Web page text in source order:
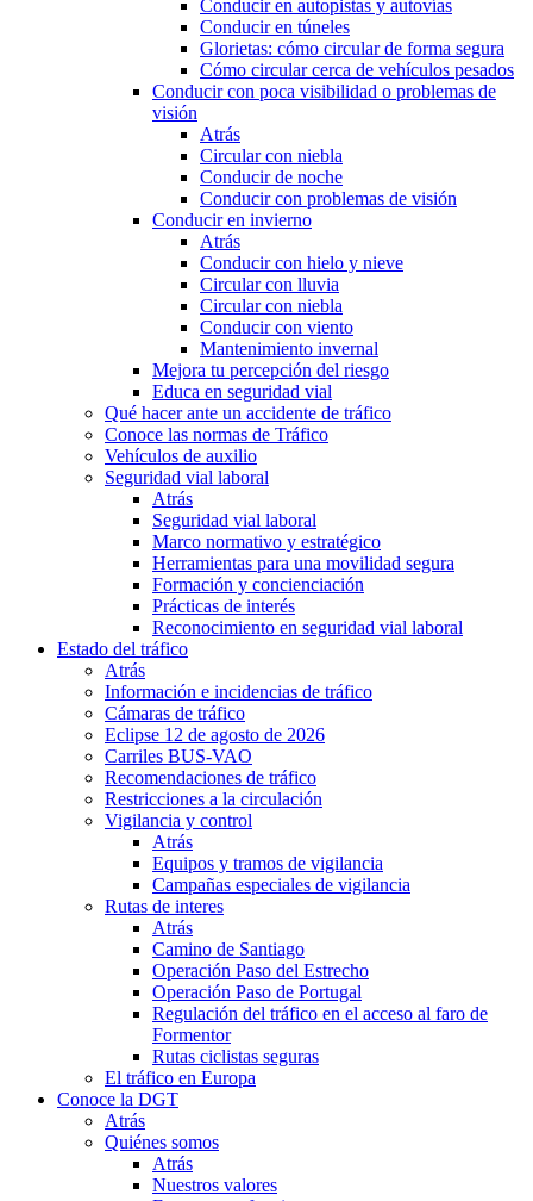
Conducir en autopistas y autovías
Conducir en túneles
Glorietas: cómo circular de forma segura
Cómo circular cerca de vehículos pesados
Conducir con poca visibilidad o problemas de
visión
Atrás
Circular con niebla
Conducir de noche
Conducir con problemas de visión
Conducir en invierno
Atrás
Conducir con hielo y nieve
Circular con lluvia
Circular con niebla
Conducir con viento
Mantenimiento invernal
Mejora tu percepción del riesgo
Educa en seguridad vial
Qué hacer ante un accidente de tráfico
Conoce las normas de Tráfico
Vehículos de auxilio
Seguridad vial laboral
Atrás
Seguridad vial laboral
Marco normativo y estratégico
Herramientas para una movilidad segura
Formación y concienciación
Prácticas de interés
Reconocimiento en seguridad vial laboral
Estado del tráfico
Atrás
Información e incidencias de tráfico
Cámaras de tráfico
Eclipse 12 de agosto de 2026
Carriles BUS-VAO
Recomendaciones de tráfico
Restricciones a la circulación
Vigilancia y control
Atrás
Equipos y tramos de vigilancia
Campañas especiales de vigilancia
Rutas de interes
Atrás
Camino de Santiago
Operación Paso del Estrecho
Operación Paso de Portugal
Regulación del tráfico en el acceso al faro de
Formentor
Rutas ciclistas seguras
El tráfico en Europa
Conoce la DGT
Atrás
Quiénes somos
Atrás
Nuestros valores